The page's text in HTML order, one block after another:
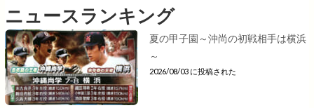
ニュースランキング
夏の甲子園～沖尚の初戦相手は横浜
～
2026/08/03 に投稿された